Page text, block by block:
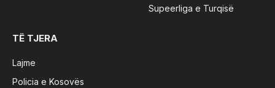
Supeerliga e Turqisë
TË TJERA
Lajme
Policia e Kosovës